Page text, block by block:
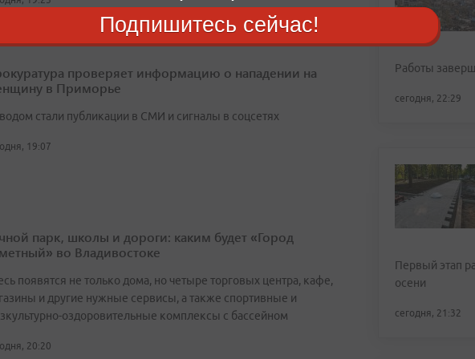
проверяет информацию о нападении на
в Приморье
стали публикации в СМИ и сигналы в соцсетях
19:07
парк, школы и дороги: каким будет «Город
во Владивостоке
появятся не только дома, но четыре торговых центра, кафе,
и другие нужные сервисы, а также спортивные и
оздоровительные комплексы с бассейном
20:20
Работы
сегодня, 22:29
Первый этап
осени
сегодня, 21:32
Подпишитесь сейчас!